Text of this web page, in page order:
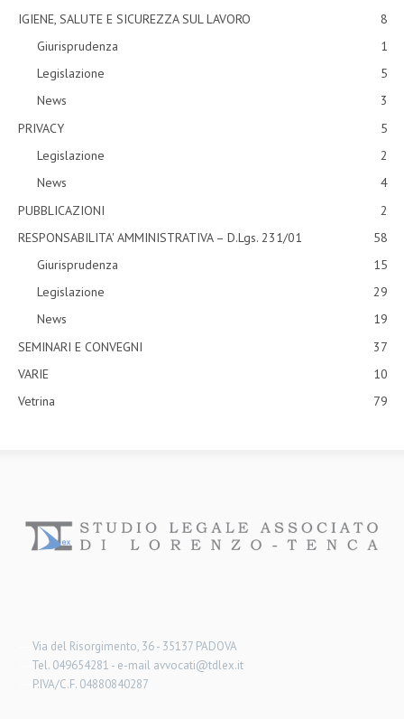
IGIENE, SALUTE E SICUREZZA SUL LAVORO
8
Giurisprudenza
1
Legislazione
5
News
3
PRIVACY
5
Legislazione
2
News
4
PUBBLICAZIONI
2
RESPONSABILITA' AMMINISTRATIVA – D.Lgs. 231/01
58
Giurisprudenza
15
Legislazione
29
News
19
SEMINARI E CONVEGNI
37
VARIE
10
Vetrina
79
Via del Risorgimento, 36 - 35137 PADOVA
Tel. 049654281 - e-mail avvocati@tdlex.it
P.IVA/C.F. 04880840287